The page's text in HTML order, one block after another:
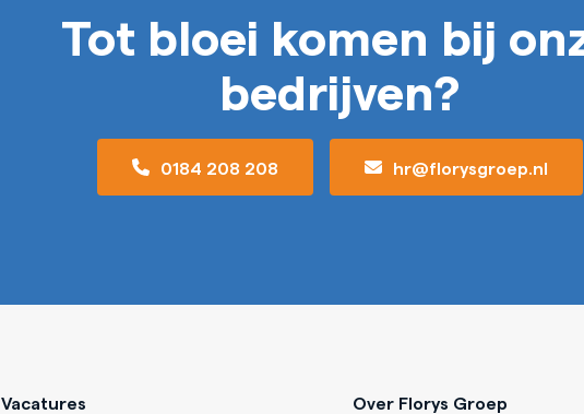
Tot bloei komen bij
bedrijven?
0184 208 208 hr@florysgroep.nl
Vacatures Over Florys Groep